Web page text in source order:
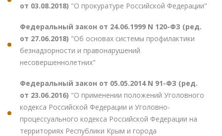
от 03.08.2018) "О прокуратуре Российской Федерации"
Федеральный закон от 24.06.1999 N 120-ФЗ (ред.
от 27.06.2018) "Об основах системы профилактики
безнадзорности и правонарушений
несовершеннолетних"
Федеральный закон от 05.05.2014 N 91-ФЗ (ред.
от 23.06.2016) "О применении положений Уголовного
кодекса Российской Федерации и Уголовно-
процессуального кодекса Российской Федерации на
территориях Республики Крым и города